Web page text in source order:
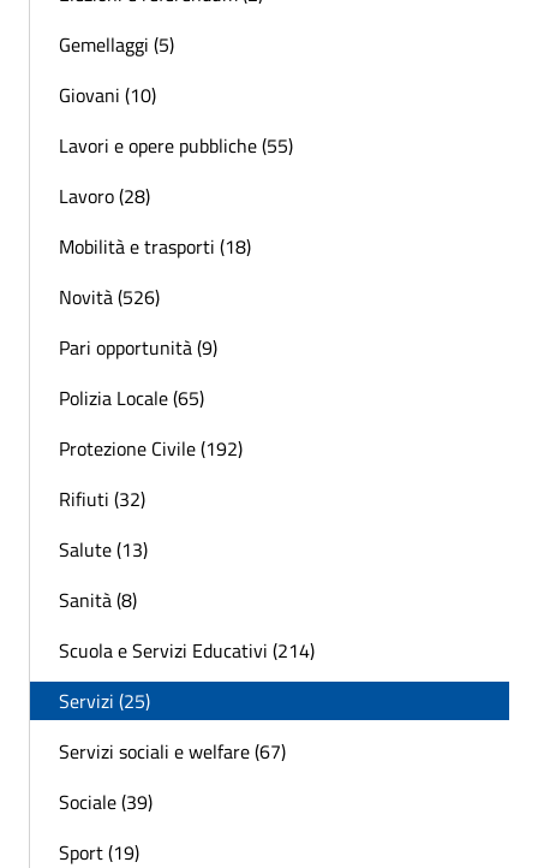
Gemellaggi (5)
Giovani (10)
Lavori e opere pubbliche (55)
Lavoro (28)
Mobilità e trasporti (18)
Novità (526)
Pari opportunità (9)
Polizia Locale (65)
Protezione Civile (192)
Rifiuti (32)
Salute (13)
Sanità (8)
Scuola e Servizi Educativi (214)
Servizi (25)
Servizi sociali e welfare (67)
Sociale (39)
Sport (19)